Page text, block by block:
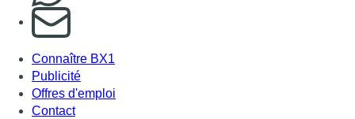
S'abonner à notre newsletter
Connaître BX1
Publicité
Offres d'emploi
Contact